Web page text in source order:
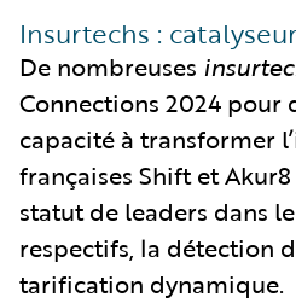
Insurtechs :
De nombreuses
Connections 2024
capacité à transformer
françaises Shift et
statut de leaders dans
respectifs, la détection
tarification dynamique.